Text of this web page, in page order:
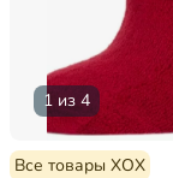
1 из 4
Все товары ХОХ